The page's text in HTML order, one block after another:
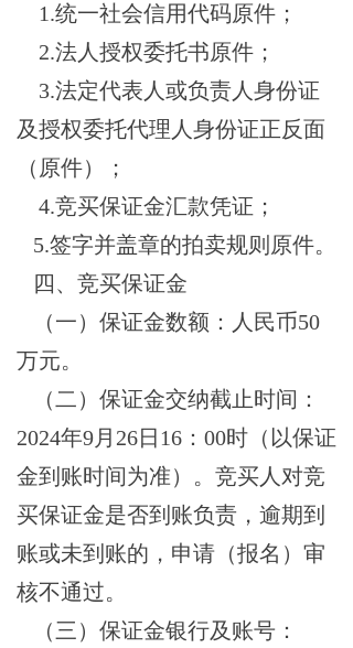
1.统一社会信用代码原件；
2.法人授权委托书原件；
3.法定代表人或负责人身份证
及授权委托代理人身份证正反面
（原件）；
4.竞买保证金汇款凭证；
5.签字并盖章的拍卖规则原件。
四、竞买保证金
（一） 保证金数额： 人民币50
万元。
（二） 保证金交纳截止时间：
2024年9月26日16：00时 （以保证
金到账时间为准）。竞买人对竞
买保证金是否到账负责，逾期到
账或未到账的，申请（报名）审
核不通过。
（三） 保证金银行及账号：